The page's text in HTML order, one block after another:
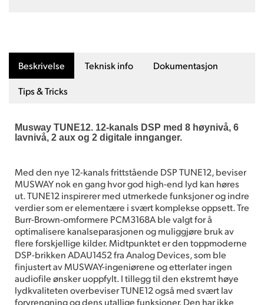
Beskrivelse Teknisk info Dokumentasjon
Tips & Tricks
Musway TUNE12. 12-kanals DSP med 8 høynivå, 6
lavnivå, 2 aux og 2 digitale innganger.
Med den nye 12-kanals frittstående DSP TUNE12, beviser
MUSWAY nok en gang hvor god high-end lyd kan høres
ut. TUNE12 inspirerer med utmerkede funksjoner og indre
verdier som er elementære i svært komplekse oppsett. Tre
Burr-Brown-omformere PCM3168A ble valgt for å
optimalisere kanalseparasjonen og muliggjøre bruk av
flere forskjellige kilder. Midtpunktet er den toppmoderne
DSP-brikken ADAU1452 fra Analog Devices, som ble
finjustert av MUSWAY-ingeniørene og etterlater ingen
audiofile ønsker uoppfylt. I tillegg til den ekstremt høye
lydkvaliteten overbeviser TUNE12 også med svært lav
forvrengning og dens utallige funksjoner. Den har ikke